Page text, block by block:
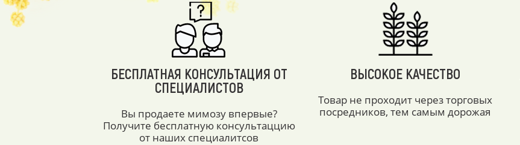
БЕСПЛАТНАЯ КОНСУЛЬТАЦИЯ ОТ
СПЕЦИАЛИСТОВ
Вы продаете мимозу впервые?
Получите бесплатную консультаццию
от наших специалитсов
ВЫСОКОЕ КАЧЕСТВО
Товар не проходит через торговых
посредников, тем самым дорожая